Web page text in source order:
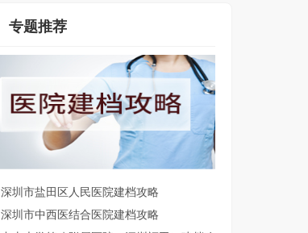
专题推荐
深圳市盐田区人民医院建档攻略
深圳市中西医结合医院建档攻略